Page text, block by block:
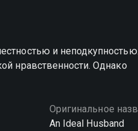
и
нравственности. Однако
Оригинальное
An Ideal Husband